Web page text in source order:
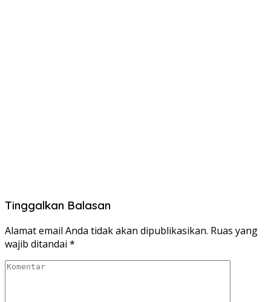
Tinggalkan Balasan
Alamat email Anda tidak akan dipublikasikan. Ruas yang
wajib ditandai *